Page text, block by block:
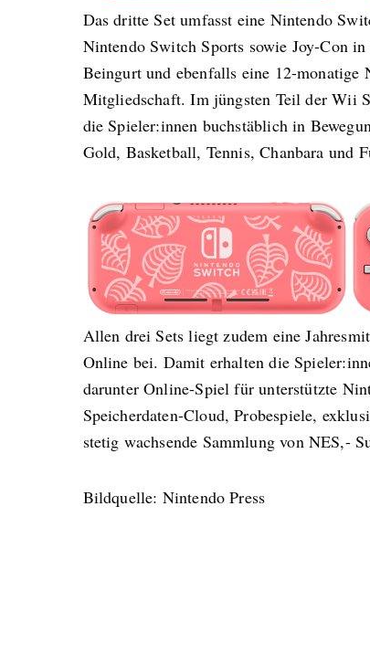
Das dritte Set umfasst eine Nintendo
Nintendo Switch Sports sowie Joy-Con
Beingurt und ebenfalls eine 12-
Mitgliedschaft. Im jüngsten Teil der Wii
die Spieler:innen buchstäblich in
Gold, Basketball, Tennis, Chanbara und
Allen drei Sets liegt zudem eine
Online bei. Damit erhalten die
darunter Online-Spiel für unterstützte
Speicherdaten-Cloud, Probespiele,
stetig wachsende Sammlung von NES,-
Bildquelle: Nintendo Press